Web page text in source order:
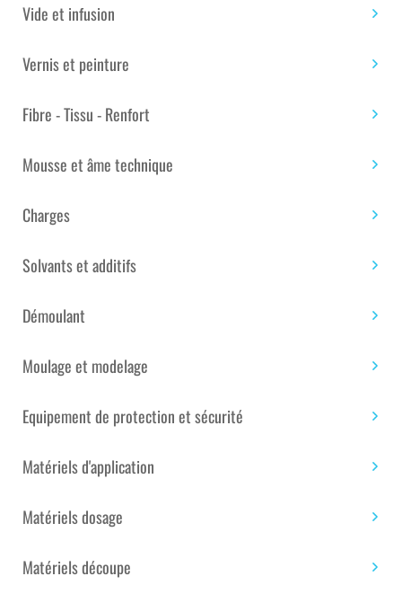
Vide et infusion
Vernis et peinture
Fibre - Tissu - Renfort
Mousse et âme technique
Charges
Solvants et additifs
Démoulant
Moulage et modelage
Equipement de protection et sécurité
Matériels d'application
Matériels dosage
Matériels découpe
RÉSINE POLYESTER SCOTT BADER
489 PALV (HIVER) ISOPHTALIQUE –
Résine polyester isophtalique Crystic 489 PALV Hiver :
coque, nautisme et composites. Conditionnement
PRIX TTC : 6 652.80€
Expédition sous 1 mois
quantité
de
POLYESTER
BADER
489
Ajouter au panier
Étiquettes :